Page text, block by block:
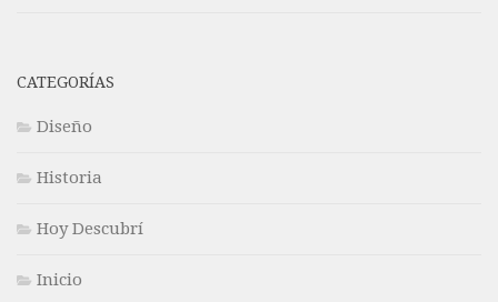
CATEGORÍAS
Diseño
Historia
Hoy Descubrí
Inicio